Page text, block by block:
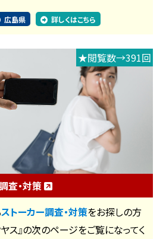
広島県 詳しくはこちら
★閲覧数→391回
査・対策
ストーカー調査・対策をお探しの方
ス』の次のページをご覧になってく